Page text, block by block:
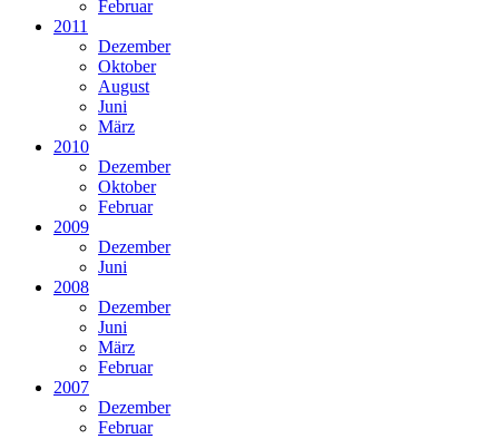
Februar
2011
Dezember
Oktober
August
Juni
März
2010
Dezember
Oktober
Februar
2009
Dezember
Juni
2008
Dezember
Juni
März
Februar
2007
Dezember
Februar